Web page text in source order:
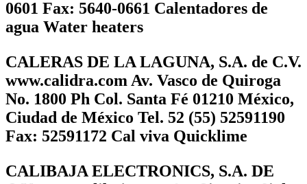
0601 Fax: 5640-0661 Calentadores de
agua Water heaters
CALERAS DE LA LAGUNA, S.A. de C.V.
www.calidra.com Av. Vasco de Quiroga
No. 1800 Ph Col. Santa Fé 01210 México,
Ciudad de México Tel. 52 (55) 52591190
Fax: 52591172 Cal viva Quicklime
CALIBAJA ELECTRONICS, S.A. DE